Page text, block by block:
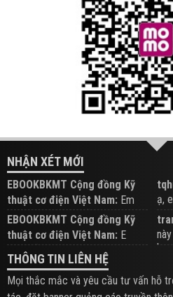
NHẬN XÉT MỚI
EBOOKBKMT Cộng đồng Kỹ
thuật cơ điện Việt Nam: Em
đăng trên Group hỗ trợ nhé
ạ,
EBOOKBKMT Cộng đồng Kỹ
thuật cơ điện Việt Nam: E
xem hỗ trợ trên Group
b...
THÔNG TIN LIÊN HỆ
Mọi thắc mắc và yêu cầu tư vấn hỗ